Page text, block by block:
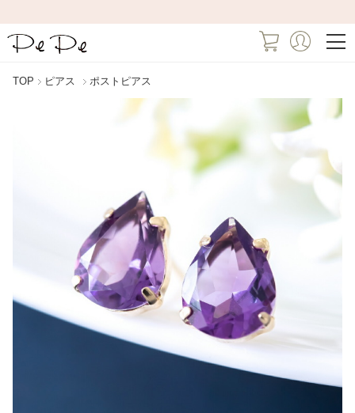
TOP ピアス ポストピアス